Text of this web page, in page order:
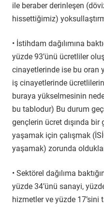
ile beraber derinleşen
hissettiğimiz)
• İstihdam dağılımına
yüzde 93’ünü ücretliler
cinayetlerinde ise bu oran
iş cinayetlerinde ücretlilerin
buraya yükselmesinin
bu tablodur) Bu durum
gençlerin ücret dışında bir
yaşamak için çalışmak
yaşamak) zorunda
• Sektörel dağılıma
yüzde 34’ünü sanayi,
hizmetler ve yüzde 17’sini